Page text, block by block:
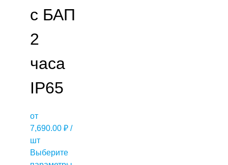
с БАП
2
часа
IP65
от
7,690.00 ₽ /
шт
Выберите